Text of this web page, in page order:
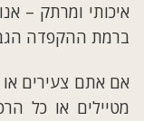
איכותי ומרתק –
ברמת ההקפדה
אם אתם צעירים או
מטיילים או כל